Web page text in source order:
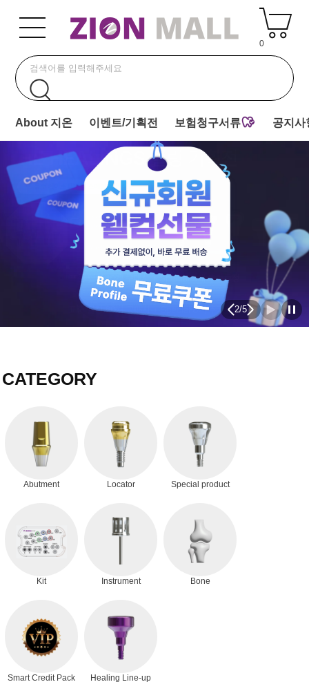
0
About 지온 이벤트/기획전 보험청구서류 공지사
2/5
CATEGORY
Abutment Locator Special product
Kit Instrument Bone
Smart Credit Pack Healing Line-up